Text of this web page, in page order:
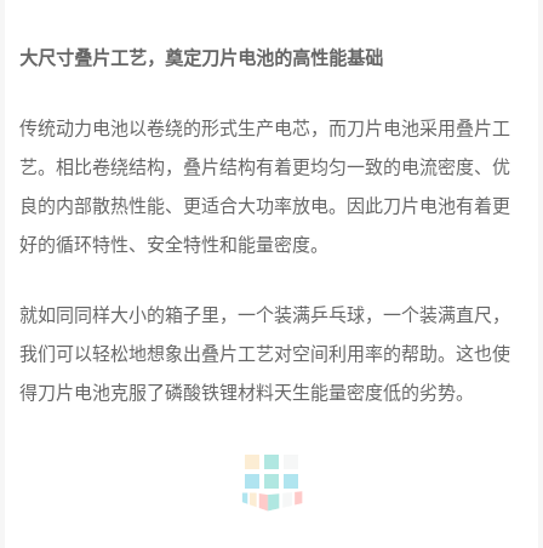
大尺寸叠片工艺，奠定刀片电池的高性能基础
传统动力电池以卷绕的形式生产电芯，而刀片电池采用叠片工
艺。相比卷绕结构，叠片结构有着更均匀一致的电流密度、优
良的内部散热性能、更适合大功率放电。因此刀片电池有着更
好的循环特性、安全特性和能量密度。
就如同同样大小的箱子里，一个装满乒乓球，一个装满直尺，
我们可以轻松地想象出叠片工艺对空间利用率的帮助。这也使
得刀片电池克服了磷酸铁锂材料天生能量密度低的劣势。